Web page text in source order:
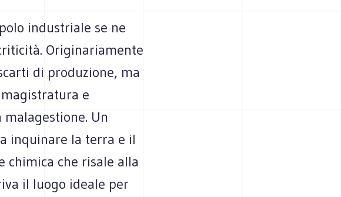
industriale se ne
Originariamente
di produzione, ma
magistratura e
Un
inquinare la terra e il
chimica che risale alla
il luogo ideale per